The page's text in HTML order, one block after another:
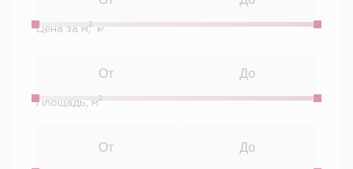
Цена за м2
, ₽
Площадь, м2